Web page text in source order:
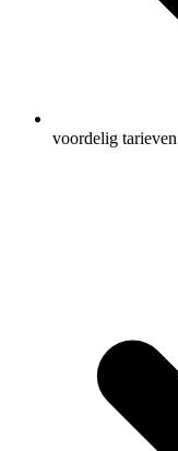
voordelig tarieven